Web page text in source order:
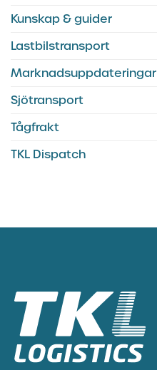
Kunskap & guider
Lastbilstransport
Marknadsuppdateringar
Sjötransport
Tågfrakt
TKL Dispatch